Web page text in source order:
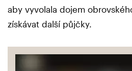
aby vyvolala dojem
získávat další půjčky.